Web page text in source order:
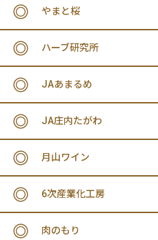
やまと桜
ハーブ研究所
JAあまるめ
JA庄内たがわ
月山ワイン
6次産業化工房
肉のもり